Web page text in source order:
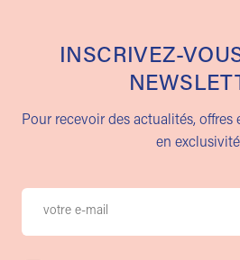
INSCRIVEZ-
Pour recevoir des actualités,
en